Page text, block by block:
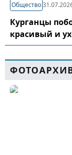
Общество
Курганцы
красивый и